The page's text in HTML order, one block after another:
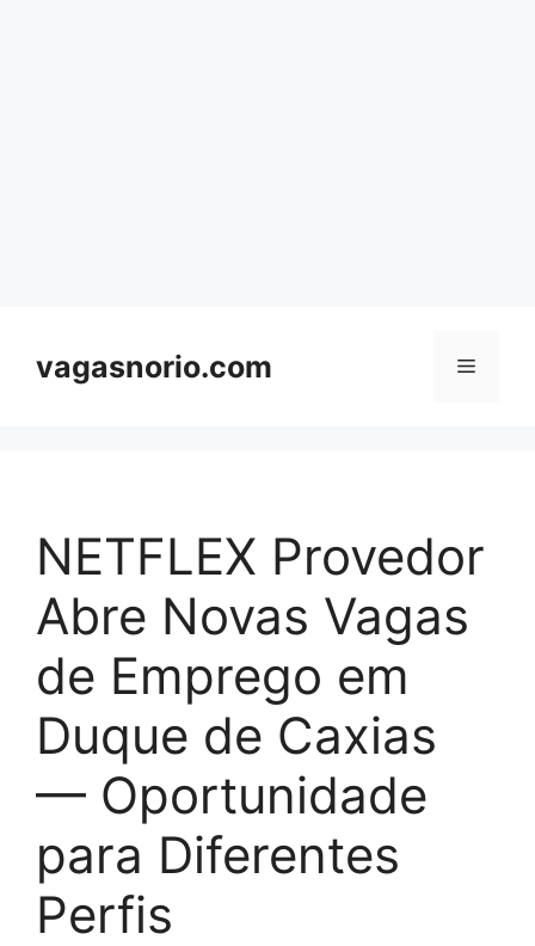
vagasnorio.com Menu
NETFLEX Provedor
Abre Novas Vagas
de Emprego em
Duque de Caxias
— Oportunidade
para Diferentes
Perfis